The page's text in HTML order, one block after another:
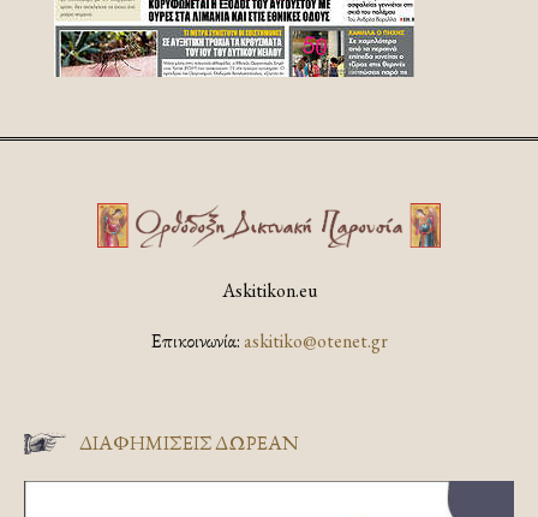
Askitikon.eu
Επικοινωνία:askitiko@otenet.gr
ΔΙΑΦΗΜΊΣΕΙΣ ΔΩΡΕΆΝ